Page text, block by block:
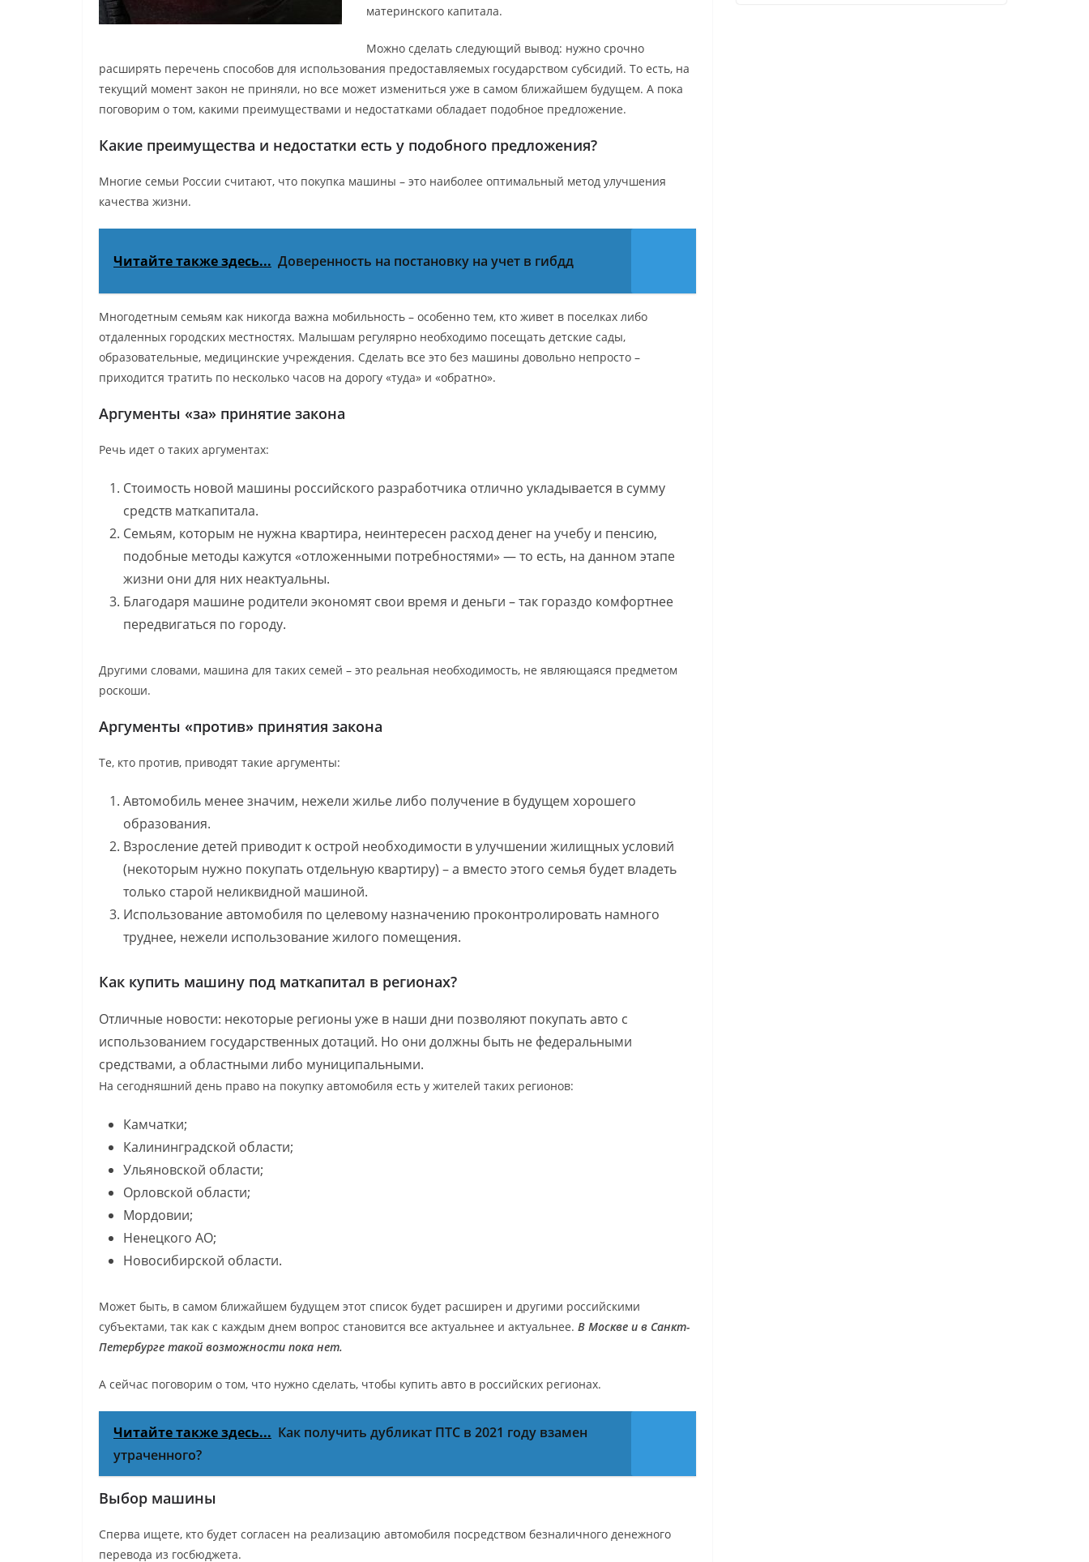
материнского капитала.
Можно сделать следующий вывод: нужно срочно
расширять перечень способов для использования предоставляемых государством субсидий. То есть, на
текущий момент закон не приняли, но все может измениться уже в самом ближайшем будущем. А пока
поговорим о том, какими преимуществами и недостатками обладает подобное предложение.
Какие преимущества и недостатки есть у подобного предложения?
Многие семьи России считают, что покупка машины – это наиболее оптимальный метод улучшения
качества жизни.
Читайте также здесь... Доверенность на постановку на учет в гибдд
Многодетным семьям как никогда важна мобильность – особенно тем, кто живет в поселках либо
отдаленных городских местностях. Малышам регулярно необходимо посещать детские сады,
образовательные, медицинские учреждения. Сделать все это без машины довольно непросто –
приходится тратить по несколько часов на дорогу «туда» и «обратно».
Аргументы «за» принятие закона
Речь идет о таких аргументах:
Стоимость новой машины российского разработчика отлично укладывается в сумму
средств маткапитала.
Семьям, которым не нужна квартира, неинтересен расход денег на учебу и пенсию,
подобные методы кажутся «отложенными потребностями» — то есть, на данном этапе
жизни они для них неактуальны.
Благодаря машине родители экономят свои время и деньги – так гораздо комфортнее
передвигаться по городу.
Другими словами, машина для таких семей – это реальная необходимость, не являющаяся предметом
роскоши.
Аргументы «против» принятия закона
Те, кто против, приводят такие аргументы:
Автомобиль менее значим, нежели жилье либо получение в будущем хорошего
образования.
Взросление детей приводит к острой необходимости в улучшении жилищных условий
(некоторым нужно покупать отдельную квартиру) – а вместо этого семья будет владеть
только старой неликвидной машиной.
Использование автомобиля по целевому назначению проконтролировать намного
труднее, нежели использование жилого помещения.
Как купить машину под маткапитал в регионах?
Отличные новости: некоторые регионы уже в наши дни позволяют покупать авто с
использованием государственных дотаций. Но они должны быть не федеральными
средствами, а областными либо муниципальными.
На сегодняшний день право на покупку автомобиля есть у жителей таких регионов:
Камчатки;
Калининградской области;
Ульяновской области;
Орловской области;
Мордовии;
Ненецкого АО;
Новосибирской области.
Может быть, в самом ближайшем будущем этот список будет расширен и другими российскими
субъектами, так как с каждым днем вопрос становится все актуальнее и актуальнее. В Москве и в Санкт-
Петербурге такой возможности пока нет.
А сейчас поговорим о том, что нужно сделать, чтобы купить авто в российских регионах.
Читайте также здесь... Как получить дубликат ПТС в 2021 году взамен
утраченного?
Выбор машины
Сперва ищете, кто будет согласен на реализацию автомобиля посредством безналичного денежного
перевода из госбюджета.